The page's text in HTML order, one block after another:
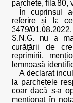
parchete, fila 80,
În cuprinsul
referire și la
3479/
S.N.G. nu a
curățării de
reprimirii,
lemnoasă
A declarat
la parchetele
doar dacă s-a
menționat în